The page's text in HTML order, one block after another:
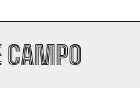
CAMPO